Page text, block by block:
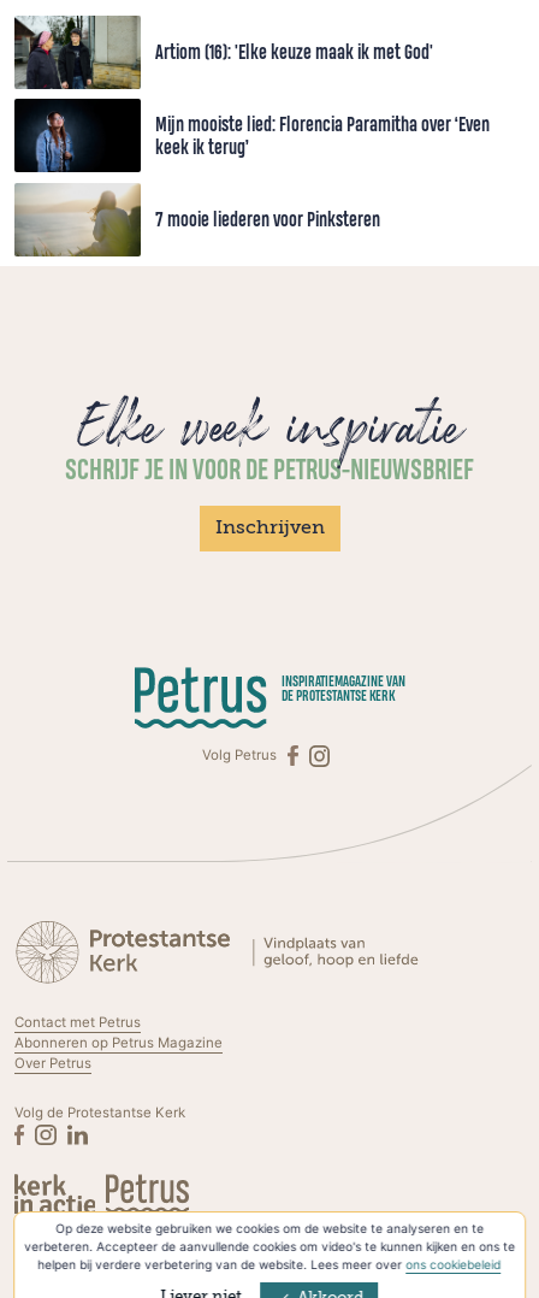
Op deze website gebruiken we cookies om de website te analyseren en te
verbeteren. Accepteer de aanvullende cookies om video's te kunnen kijken en ons te
helpen bij verdere verbetering van de website. Lees meer overons cookiebeleid
Artiom (16): 'Elke keuze maak ik met God'
Mijn mooiste lied: Florencia Paramitha over ‘Even
keek ik terug’
7 mooie liederen voor Pinksteren
Elke week inspiratie
SCHRIJF JE IN VOOR DE PETRUS-NIEUWSBRIEF
Inschrijven
INSPIRATIEMAGAZINE VAN
DE PROTESTANTSE KERK
Volg Petrus
Contact met Petrus
Abonneren op Petrus Magazine
Over Petrus
Volg de Protestantse Kerk
Privacyverklaring & Cookies